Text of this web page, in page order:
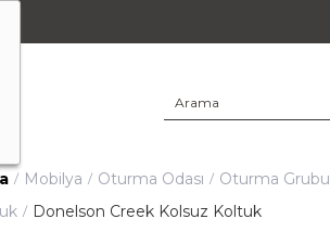
Mobilya Oturma Odası
Oturma Grubu
Donelson Creek Kolsuz Koltuk